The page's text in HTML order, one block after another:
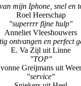
mijn Iphone, snel en
Roel Heerschap
"superrrr fijne hulp"
Anneliet Vleeshouwers
ontvangen en perfect
E. Va Zijl uit Linne
"TOP"
Greijmans uit
"service"